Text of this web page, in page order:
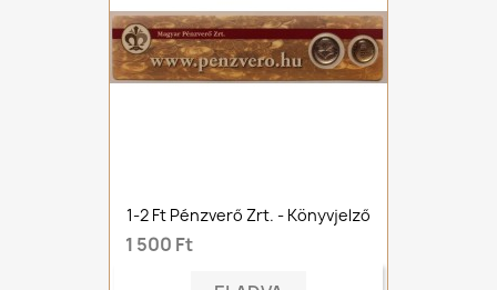
1-2 Ft Pénzverő Zrt. - Könyvjelző
1 500 Ft